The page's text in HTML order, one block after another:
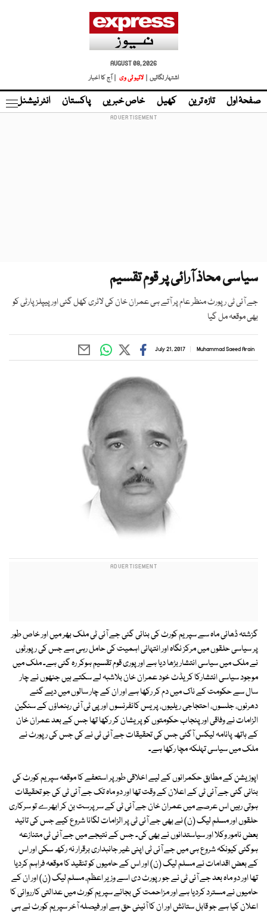
AUGUST 08, 2026
اشتہار لگائیں |
لائیو ٹی وی | آج کا اخبار
صفحۂ اول تازہ ترین کھیل خاص خبریں پاکستان انٹر نیشنل
سیاسی محاذ آرائی پر قوم تقسیم
جے آئی ٹی رپورٹ منظر عام پر آتے ہی عمران خان کی لاٹری کھل گئی اور پیپلز پارٹی کو
بھی موقعہ مل گیا
Muhammad Saeed Arain
July 21, 2017
گزشتہ ڈھائی ماہ سے سپریم کورٹ کی بنائی گئی جے آئی ٹی ملک بھر میں اور خاص طور
پر سیاسی حلقوں میں مرکز نگاہ اور انتہائی اہمیت کی حامل رہی ہے جس کی رپورٹوں
نے ملک میں سیاسی انتشار بڑھا دیا ہے اور پوری قوم تقسیم ہوکر رہ گئی ہے۔ ملک میں
موجود سیاسی انتشارکا کریڈٹ خود عمران خان بلاشبہ لے سکتے ہیں جنھوں نے چار
سال سے حکومت کے ناک میں دم کر رکھا ہے اور ان کے چار سالوں میں دیے گئے
دھرنوں، جلسوں، احتجاجی ریلیوں، پریس کانفرنسوں اور پی ٹی آئی رہنماؤں کے سنگین
الزامات نے وفاقی اور پنجاب حکومتوں کو پریشان کر رکھا تھا جس کے بعد عمران خان
کے ہاتھ پانامہ لیکس آگئی جس کی تحقیقات جے آئی ٹی نے کی جس کی رپورٹ نے
ملک میں سیاسی تہلکہ مچا رکھا ہے۔
اپوزیشن کے مطابق حکمرانوں کے لیے اخلاقی طور پر استعفے کا موقعہ سپریم کورٹ کی
بنائی گئی جے آئی ٹی کے اعلان کے وقت تھا اور دو ماہ تک جے آئی ٹی کی جو تحقیقات
ہوتی رہیں اس عرصے میں عمران خان جے آئی ٹی کے سرپرست بن کر ابھرے تو سرکاری
حلقوں اور مسلم لیگ (ن) نے بھی جے آئی ٹی پر الزامات لگانا شروع کیے جس کی تائید
بعض نامور وکلا اور سیاستدانوں نے بھی کی۔ جس کے نتیجے میں جے آئی ٹی متنازعہ
ہوگئی کیونکہ شروع ہی میں جے آئی ٹی اپنی غیر جانبداری برقرار نہ رکھ سکی اور اس
کے بعض اقدامات نے مسلم لیگ (ن) اور اس کے حامیوں کو تنقید کا موقعہ فراہم کردیا
تھا اور دو ماہ بعد جے آئی ٹی نے جو رپورٹ دی اسے وزیر اعظم، مسلم لیگ (ن) اور ان کے
حامیوں نے مسترد کردیا ہے اور مزاحمت کی بجائے سپریم کورٹ میں عدالتی کارروائی کا
اعلان کیا ہے جو قابل ستائش اور ان کا آئینی حق ہے اور فیصلہ آخر سپریم کورٹ نے ہی